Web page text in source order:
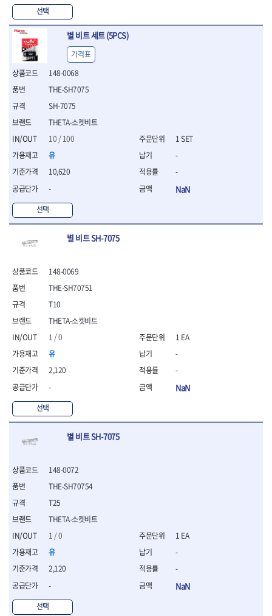
- 줄
공구함.공구집
- 탑체스터
- 플라스틱이동공구함
- 공구통
- 기타공구
- 공구가방
기타 작업공구
- 케이스
- 수리키트
- 고정링/링
선택
별 비트 세트 (5PCS)
148-0068
THETA-소켓비트
10 / 100
유
10,620
-
선택
THE-SH7075
SH-7075
가격표
1 SET
-
-
NaN
별 비트 SH-7075
148-0069
THETA-소켓비트
1 / 0
유
2,120
-
선택
THE-SH70751
T10
1 EA
-
-
NaN
별 비트 SH-7075
148-0072
THETA-소켓비트
1 / 0
유
2,120
-
선택
THE-SH70754
T25
1 EA
-
-
NaN